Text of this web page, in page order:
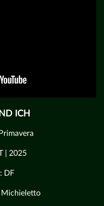
ICH
| 2025
DF
Michieletto